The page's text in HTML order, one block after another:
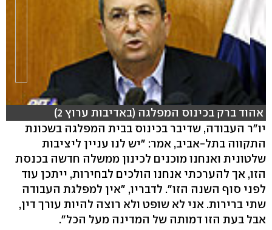
אהוד ברק בכינוס המפלגה (באדיבות ערוץ 2)
יו"ר העבודה, שדיבר בכינוס בבית המפלגה בשכונת
התקווה בתל-אביב, אמר: "יש לנו עניין ליציבות
שלטונית ואנחנו מוכנים לכינון ממשלה חדשה בכנסת
הזו, אך להערכתי אנחנו הולכים לבחירות, ייתכן עוד
לפני סוף השנה הזו". לדבריו, "אין למפלגת העבודה
שתי ברירות. אני לא שופט ולא רוצה להיות עורך דין,
אבל בעת הזו דמותה של המדינה מעל הכל".